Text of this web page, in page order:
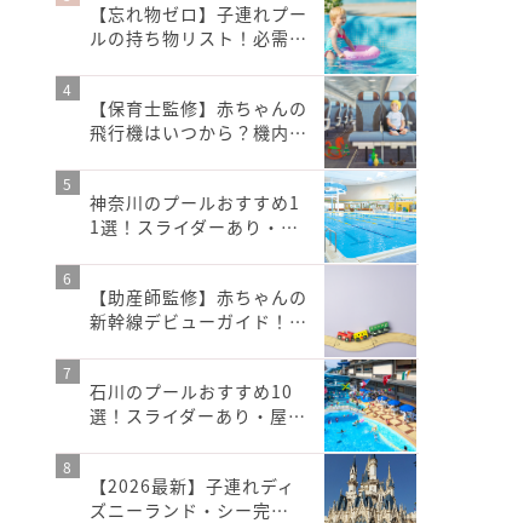
【忘れ物ゼロ】子連れプー
ルの持ち物リスト！必需…
【保育士監修】赤ちゃんの
飛行機はいつから？機内…
神奈川のプールおすすめ1
1選！スライダーあり・…
【助産師監修】赤ちゃんの
新幹線デビューガイド！…
石川のプールおすすめ10
選！スライダーあり・屋…
【2026最新】子連れディ
ズニーランド・シー完…